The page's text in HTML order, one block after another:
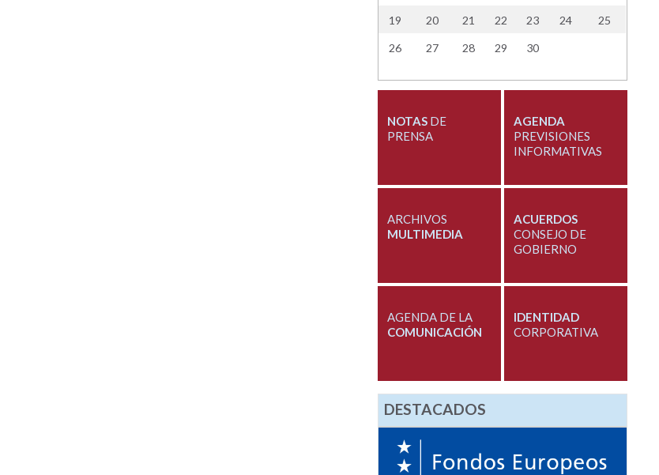
19 20 21 22 23 24 25
26 27 28 29 30
NOTASDE
PRENSA
AGENDA
PREVISIONES
INFORMATIVAS
ARCHIVOS
MULTIMEDIA
ACUERDOS
CONSEJO DE
GOBIERNO
AGENDA DE LA
COMUNICACIÓN
IDENTIDAD
CORPORATIVA
DESTACADOS